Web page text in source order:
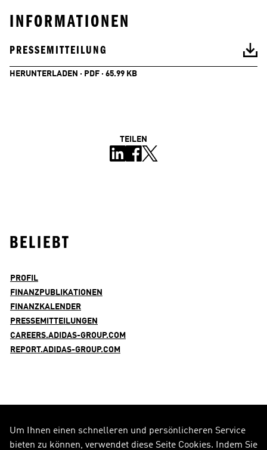
INFORMATIONEN
PRESSEMITTEILUNG
HERUNTERLADEN · PDF · 65.99 KB
TEILEN
BELIEBT
PROFIL
FINANZPUBLIKATIONEN
FINANZKALENDER
PRESSEMITTEILUNGEN
CAREERS.ADIDAS-GROUP.COM
REPORT.ADIDAS-GROUP.COM
FOLGE UNS AUF
Um Ihnen einen schnelleren und persönlicheren Service
bieten zu können, verwendet diese Seite Cookies. Indem Sie